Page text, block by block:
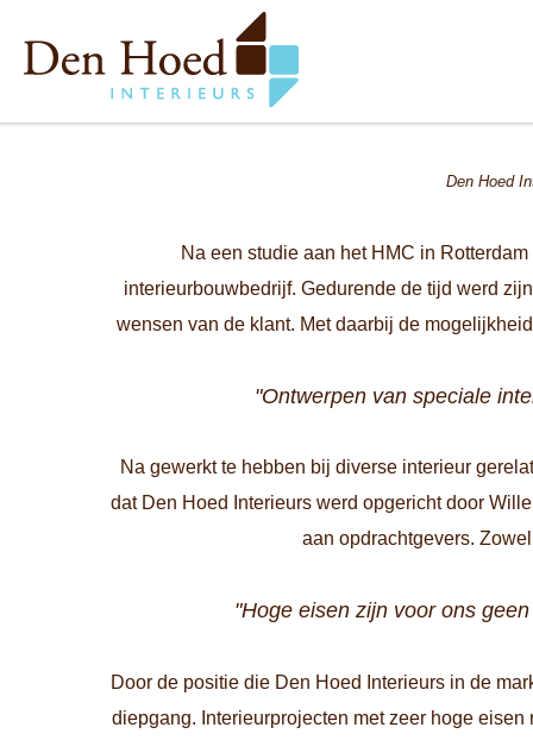
Den Hoed
Na een studie aan het HMC in
interieurbouwbedrijf. Gedurende de tijd werd
wensen van de klant. Met daarbij de
"Ontwerpen van speciale
Na gewerkt te hebben bij diverse interieur
dat Den Hoed Interieurs werd opgericht door
aan opdrachtgevers.
"Hoge eisen zijn voor ons
Door de positie die Den Hoed Interieurs in de
diepgang. Interieurprojecten met zeer hoge